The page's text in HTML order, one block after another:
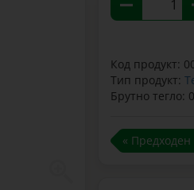
Код продукт:
Тип продукт:
Брутно тегло:
« Предходен